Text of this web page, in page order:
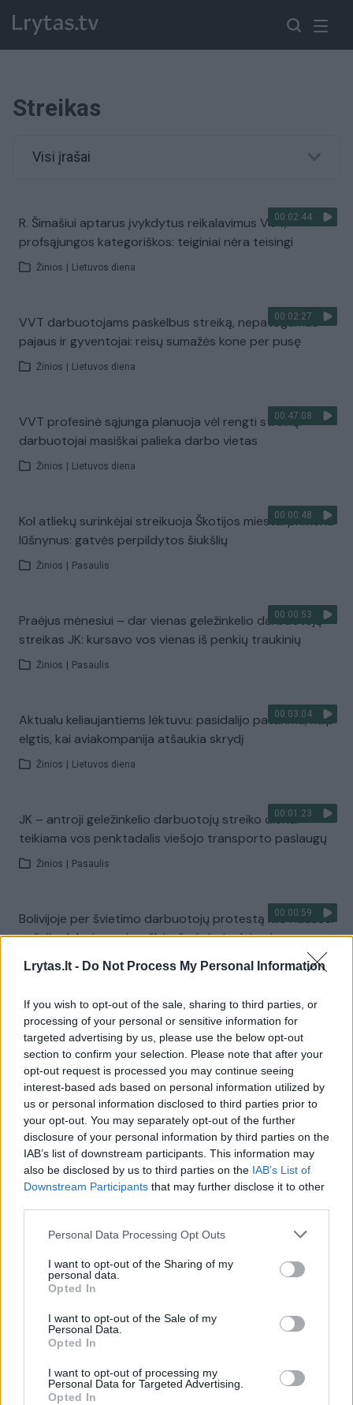
Lrytas.lt - Do Not Process My Personal Information
If you wish to opt-out of the sale, sharing to third parties, or
processing of your personal or sensitive information for
targeted advertising by us, please use the below opt-out
section to confirm your selection. Please note that after your
opt-out request is processed you may continue seeing
interest-based ads based on personal information utilized by
us or personal information disclosed to third parties prior to
your opt-out. You may separately opt-out of the further
disclosure of your personal information by third parties on the
IAB’s list of downstream participants. This information may
also be disclosed by us to third parties on the IAB’s List of
Downstream Participants that may further disclose it to other
Personal Data Processing Opt Outs
I want to opt-out of the Sharing of my
personal data.
Opted In
I want to opt-out of the Sale of my
Personal Data.
Opted In
I want to opt-out of processing my
Personal Data for Targeted Advertising.
Opted In
Streikas
Visi įrašai
00:02:44
R. Šimašiui aptarus įvykdytus reikalavimus VVT,
profsąjungos kategoriškos: teiginiai nėra teisingi
Žinios Lietuvos diena
00:02:27
VVT darbuotojams paskelbus streiką, nepatogumus
pajaus ir gyventojai: reisų sumažės kone per pusę
Žinios Lietuvos diena
00:47:08
VVT profesinė sąjunga planuoja vėl rengti streiką:
darbuotojai masiškai palieka darbo vietas
Žinios Lietuvos diena
00:00:48
Kol atliekų surinkėjai streikuoja Škotijos miestai primena
lūšnynus: gatvės perpildytos šiukšlių
Žinios Pasaulis
00:00:53
Praėjus mėnesiui – dar vienas geležinkelio darbuotojų
streikas JK: kursavo vos vienas iš penkių traukinių
Žinios Pasaulis
00:03:04
Aktualu keliaujantiems lėktuvu: pasidalijo patarimu, kaip
elgtis, kai aviakompanija atšaukia skrydį
Žinios Lietuvos diena
00:01:23
JK – antroji geležinkelio darbuotojų streiko diena:
teikiama vos penktadalis viešojo transporto paslaugų
Žinios Pasaulis
00:00:59
Bolivijoje per švietimo darbuotojų protestą kilo riaušės:
policija dalyvius apipurškė ašarinėmis dujomis
Žinios | Pasaulis
00:03:07
„Achemos“ vadovai prie derybų stalo sėstis neketina:
intrigas kursto ir nesutarimai dėl streikuojančių
skaičiaus
Žinios | Lietuvos diena
00:03:28
„Achemos“ direktorius nemato prasmės reaguoti į
prašymus dėl kolektyvinės sutarties: tai neduos
naudos
ligoninę: gyvybei iškilo pavojus
Bolivijoje tvyro politinė įtampa: įsiplieskė protestai dėl
šalies įstatymo panaikinimo
Žinios | Pasaulis